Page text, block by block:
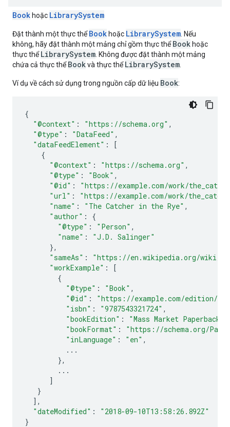
Book hoặc LibrarySystem
Đặt thành một thực thểBook hoặc LibrarySystem . Nếu
không, hãy đặt thành một mảng chỉ gồm thực thểBook hoặc
thực thểLibrarySystem . Không được đặt thành một mảng
chứa cả thực thểBookvà thực thểLibrarySystem
Ví dụ về cách sử dụng trong nguồn cấp dữ liệu Book:
{
"@context" : "https://schema.org" ,
"@type" : "DataFeed" ,
"dataFeedElement" :
[
{
"@context" : "https://schema.org" ,
"@type" : "Book" ,
"@id" :
"https://example.com/work/
"url" :
"https://example.com/work/
"name" : "The Catcher in the Rye" ,
"author" :
{
"@type" : "Person" ,
"name" :
"J.D. Salinger"
},
"sameAs" :
"https://en.wikipedia.org/wiki/
"workExample" :
[
{
"@type" : "Book" ,
"@id" :
"https://example.com/edition/
"isbn" : "9787543321724" ,
"bookEdition" : "Mass Market Paperback"
"bookFormat" :
"https://schema.org/
"inLanguage" : "en" ,
...
},
...
]
}
],
"dateModified" :
"2018-09-10T13:58:26.892Z"
}